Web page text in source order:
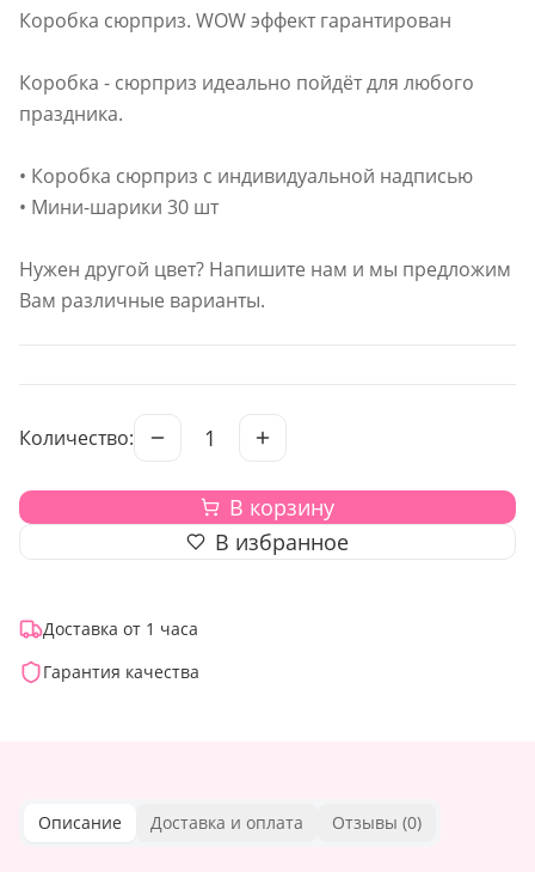
Коробка сюрприз. WOW эффект гарантирован
Коробка - сюрприз идеально пойдёт для любого
праздника.
• Коробка сюрприз с индивидуальной надписью
• Мини-шарики 30 шт
Нужен другой цвет? Напишите нам и мы предложим
Вам различные варианты.
Количество: 1
В корзину
В избранное
Доставка от 1 часа
Гарантия качества
Описание Доставка и оплата Отзывы (0)